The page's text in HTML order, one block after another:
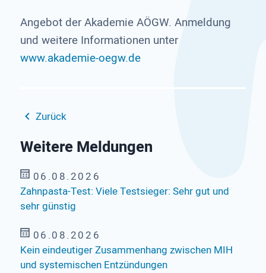
Angebot der Akademie AÖGW. Anmeldung
und weitere Informationen unter
www.akademie-oegw.de
Zurück
Weitere Meldungen
06.08.2026
Zahnpasta-Test: Viele Testsieger: Sehr gut und
sehr günstig
06.08.2026
Kein eindeutiger Zusammenhang zwischen MIH
und systemischen Entzündungen